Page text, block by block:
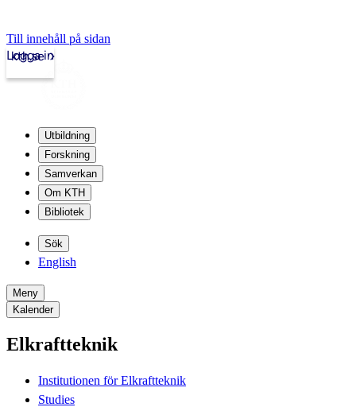
Till innehåll på sidan
kth.se
Logga in
Utbildning
Forskning
Samverkan
Om KTH
Bibliotek
Sök
English
Meny
Kalender
Elkraftteknik
Institutionen för Elkraftteknik
Studies